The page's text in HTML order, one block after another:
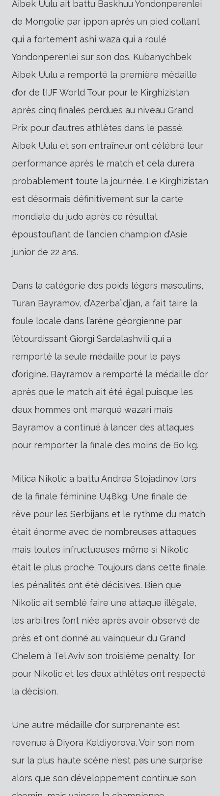
Aibek Uulu ait battu Baskhuu Yondonperenlei
de Mongolie par ippon après un pied collant
qui a fortement ashi waza qui a roulé
Yondonperenlei sur son dos. Kubanychbek
Aibek Uulu a remporté la première médaille
d’or de l’IJF World Tour pour le Kirghizistan
après cinq finales perdues au niveau Grand
Prix pour d’autres athlètes dans le passé.
Aibek Uulu et son entraîneur ont célébré leur
performance après le match et cela durera
probablement toute la journée. Le Kirghizistan
est désormais définitivement sur la carte
mondiale du judo après ce résultat
époustouflant de l’ancien champion d’Asie
junior de 22 ans.
Dans la catégorie des poids légers masculins,
Turan Bayramov, d’Azerbaïdjan, a fait taire la
foule locale dans l’arène géorgienne par
l’étourdissant Giorgi Sardalashvili qui a
remporté la seule médaille pour le pays
d’origine. Bayramov a remporté la médaille d’or
après que le match ait été égal puisque les
deux hommes ont marqué wazari mais
Bayramov a continué à lancer des attaques
pour remporter la finale des moins de 60 kg.
Milica Nikolic a battu Andrea Stojadinov lors
de la finale féminine U48kg. Une finale de
rêve pour les Serbijans et le rythme du match
était énorme avec de nombreuses attaques
mais toutes infructueuses même si Nikolic
était le plus proche. Toujours dans cette finale,
les pénalités ont été décisives. Bien que
Nikolic ait semblé faire une attaque illégale,
les arbitres l’ont niée après avoir observé de
près et ont donné au vainqueur du Grand
Chelem à Tel Aviv son troisième penalty, l’or
pour Nikolic et les deux athlètes ont respecté
la décision.
Une autre médaille d’or surprenante est
revenue à Diyora Keldiyorova. Voir son nom
sur la plus haute scène n’est pas une surprise
alors que son développement continue son